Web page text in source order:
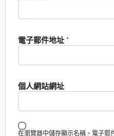
電子郵件地址 *
個人網站網址
在瀏覽器中儲存顯示名稱、電子郵